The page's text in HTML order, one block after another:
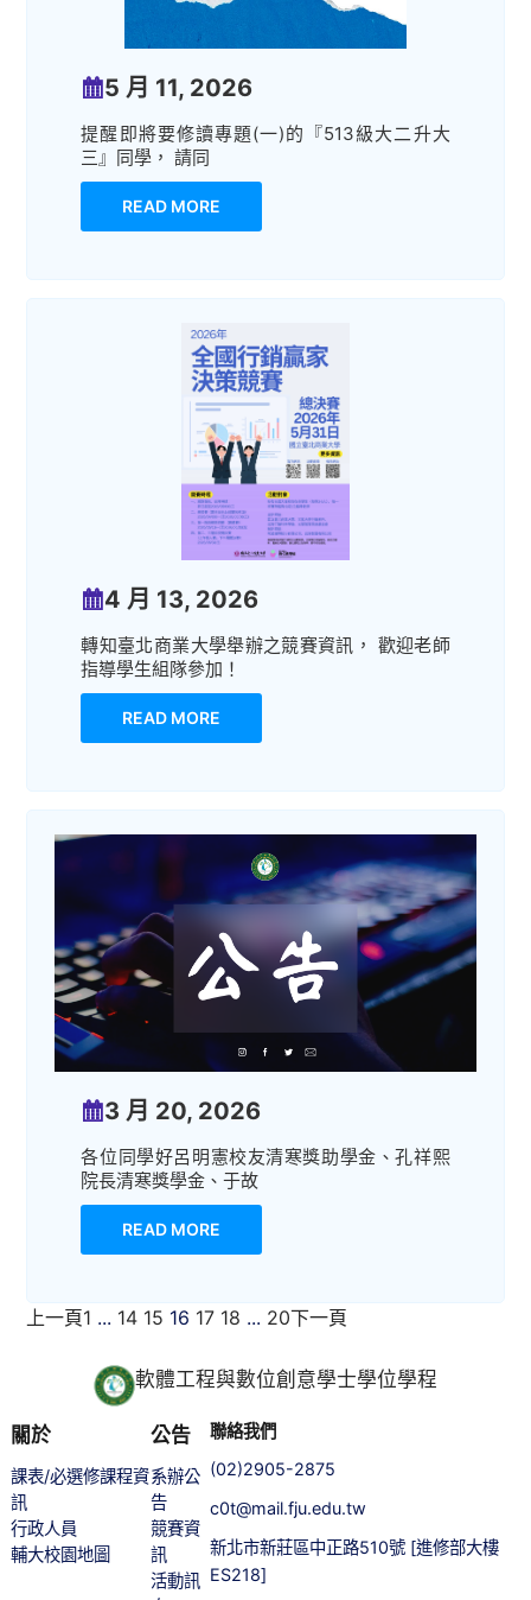
5 月 11, 2026
提醒即將要修讀專題(一)的『513級大二升大
三』同學， 請同
READ MORE
4 月 13, 2026
轉知臺北商業大學舉辦之競賽資訊， 歡迎老師
指導學生組隊參加！
READ MORE
3 月 20, 2026
各位同學好呂明憲校友清寒獎助學金、孔祥熙
院長清寒獎學金、于故
READ MORE
上一頁1 ... 14 15 16 17 18 ... 20下一頁
軟體工程與數位創意學士學位學程
關於
課表/必選修課程資
訊
行政人員
輔大校園地圖
公告
系辦公
告
競賽資
訊
活動訊
聯絡我們
(02)2905-2875
c0t@mail.fju.edu.tw
新北市新莊區中正路510號 [進修部大樓
ES218]